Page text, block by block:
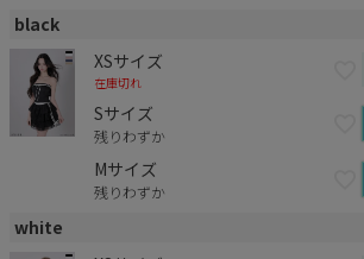
black
XSサイズ
在庫切れ
Sサイズ
残りわずか
Mサイズ
残りわずか
white